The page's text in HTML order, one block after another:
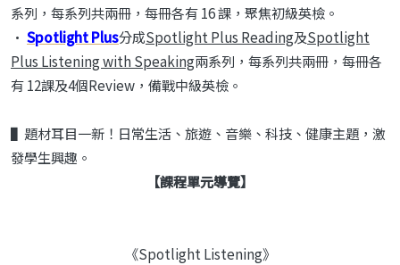
系列，每系列共兩冊，每冊各有 16 課，聚焦初級英檢。
• Spotlight Plus分成Spotlight Plus Reading及Spotlight
Plus Listening with Speaking兩系列，每系列共兩冊，每冊各
有 12課及4個Review，備戰中級英檢。
▌題材耳目一新！日常生活、旅遊、音樂、科技、健康主題，激
發學生興趣。
【課程單元導覽】
《Spotlight Listening》